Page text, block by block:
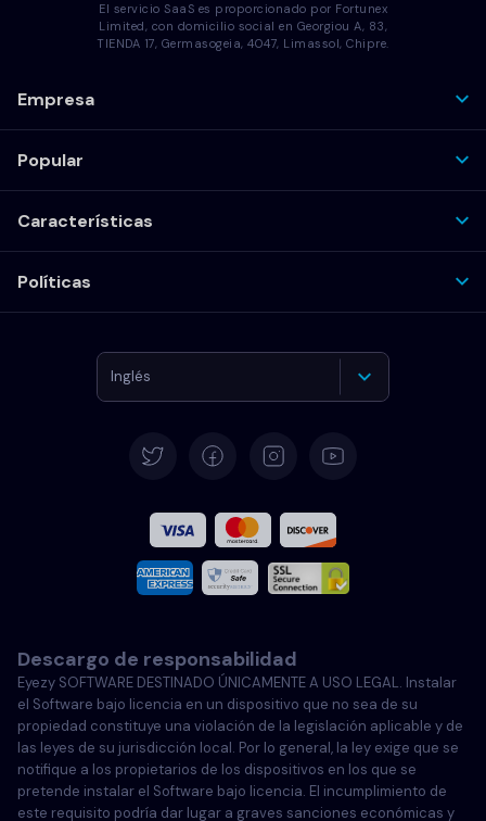
El servicio SaaS es proporcionado por Fortunex
Limited, con domicilio social en Georgiou A, 83,
TIENDA 17, Germasogeia, 4047, Limassol, Chipre.
Empresa
Popular
Características
Políticas
Inglés
Francés
Italiano
Portugués
Türkçe
Polski
Descargo de responsabilidad
Eyezy SOFTWARE DESTINADO ÚNICAMENTE A USO LEGAL. Instalar
el Software bajo licencia en un dispositivo que no sea de su
propiedad constituye una violación de la legislación aplicable y de
las leyes de su jurisdicción local. Por lo general, la ley exige que se
notifique a los propietarios de los dispositivos en los que se
pretende instalar el Software bajo licencia. El incumplimiento de
este requisito podría dar lugar a graves sanciones económicas y